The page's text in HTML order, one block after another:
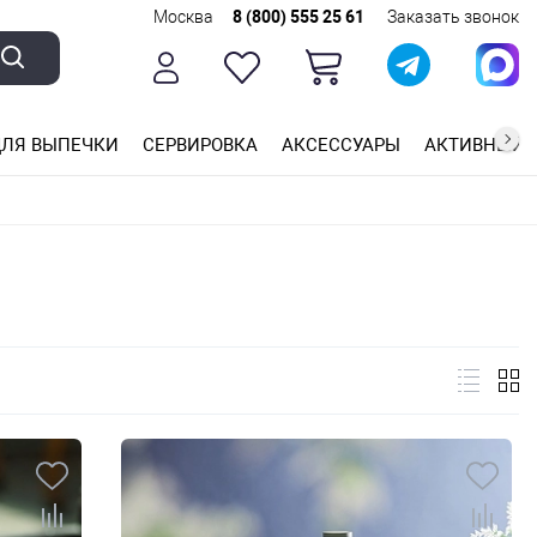
Москва 8 (800) 555 25 61 Заказать звонок
ВЫПЕЧКИ СЕРВИРОВКА АКСЕССУАРЫ АКТИВНЫЙ